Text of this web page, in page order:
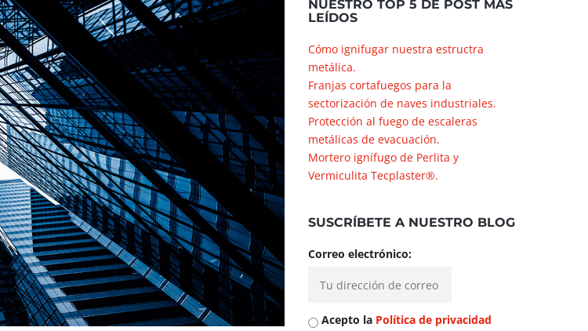
NUESTRO TOP 5 DE POST MÁS
LEÍDOS
Cómo ignifugar nuestra estructra
metálica.
Franjas cortafuegos para la
sectorización de naves industriales.
Protección al fuego de escaleras
metálicas de evacuación.
Mortero ignífugo de Perlita y
Vermiculita Tecplaster®.
SUSCRÍBETE A NUESTRO BLOG
Correo electrónico:
Acepto la Política de privacidad